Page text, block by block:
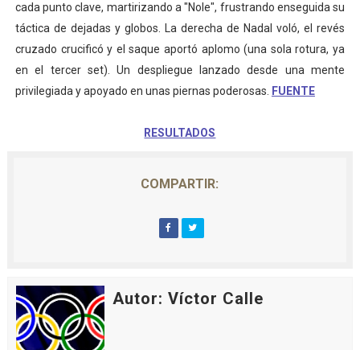
cada punto clave, martirizando a "Nole", frustrando enseguida su
táctica de dejadas y globos. La derecha de Nadal voló, el revés
cruzado crucificó y el saque aportó aplomo (una sola rotura, ya
en el tercer set). Un despliegue lanzado desde una mente
privilegiada y apoyado en unas piernas poderosas.
FUENTE
RESULTADOS
COMPARTIR:
Autor: Víctor Calle